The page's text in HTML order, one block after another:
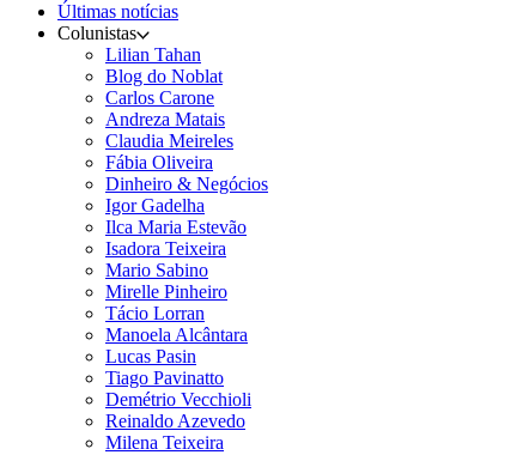
Últimas notícias
Colunistas
Lilian Tahan
Blog do Noblat
Carlos Carone
Andreza Matais
Claudia Meireles
Fábia Oliveira
Dinheiro & Negócios
Igor Gadelha
Ilca Maria Estevão
Isadora Teixeira
Mario Sabino
Mirelle Pinheiro
Tácio Lorran
Manoela Alcântara
Lucas Pasin
Tiago Pavinatto
Demétrio Vecchioli
Reinaldo Azevedo
Milena Teixeira